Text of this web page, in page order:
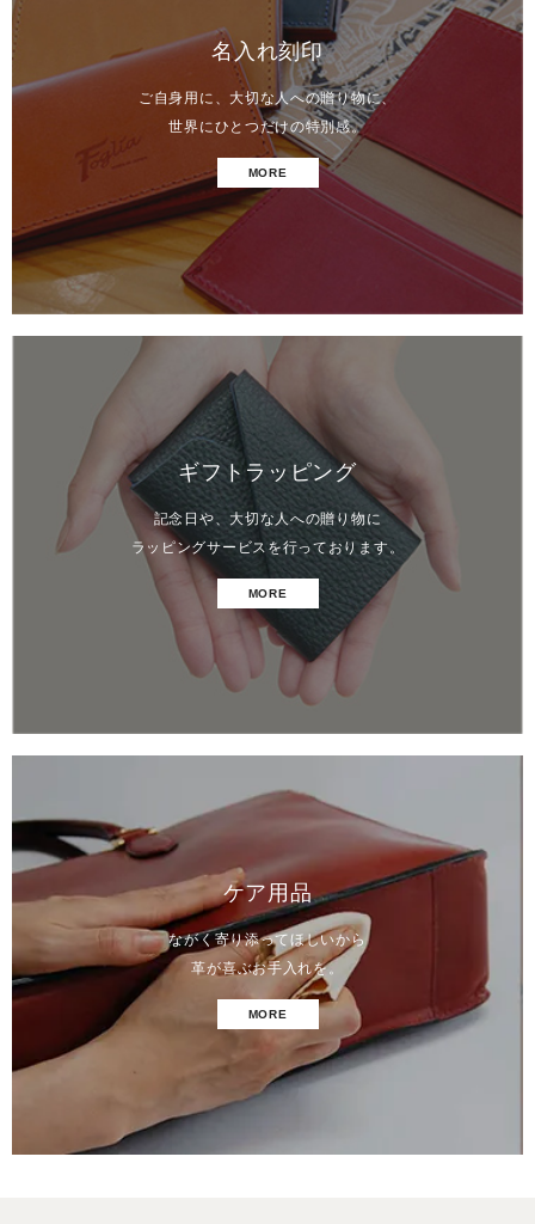
名入れ刻印
ご自身用に、大切な人への贈り物に、
世界にひとつだけの特別感。
MORE
ギフトラッピング
記念日や、大切な人への贈り物に
ラッピングサービスを行っております。
MORE
ケア用品
ながく寄り添ってほしいから
革が喜ぶお手入れを。
MORE